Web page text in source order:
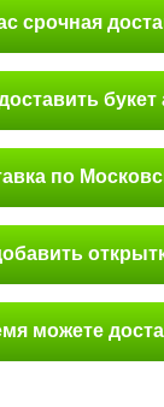
срочная
по
можете